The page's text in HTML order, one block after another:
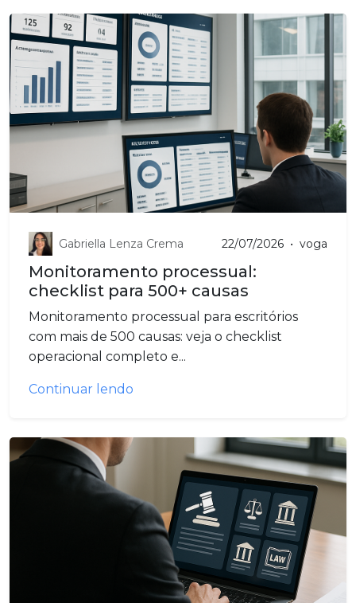
Gabriella Lenza Crema 22/07/2026 • voga
Monitoramento processual:
checklist para 500+ causas
Monitoramento processual para escritórios
com mais de 500 causas: veja o checklist
operacional completo e...
Continuar lendo